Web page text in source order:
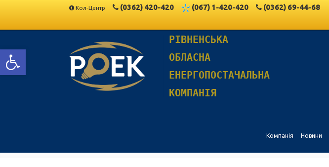
Відкрити Панель інструментів
Кол-Центр (0362) 420-420 (067) 1-420-420 (0362) 69-44-68
РІВНЕНСЬКА
ОБЛАСНА
ЕНЕРГОПОСТАЧАЛЬНА
КОМПАНІЯ
Компанія Новини